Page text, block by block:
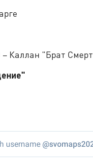
Каллан "Брат